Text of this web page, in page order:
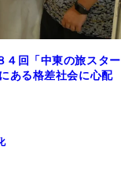
４回「中東の旅スター
ある格差社会に心配